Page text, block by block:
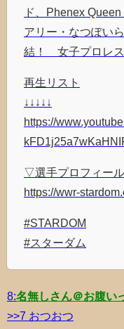
ド、Phenex
アリー・なつぽい
結！ 女子プロレ
再生リスト
↓↓↓↓↓
https://
▽選手プロフィール
https://wwr-
#STARDOM
#スターダム
8:名無しさん＠お腹い
>>7 おつおつ